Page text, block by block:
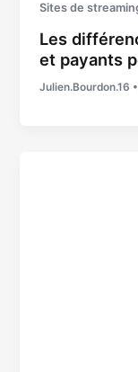
Sites de
Les
et payants
Julien.Bourdon.16